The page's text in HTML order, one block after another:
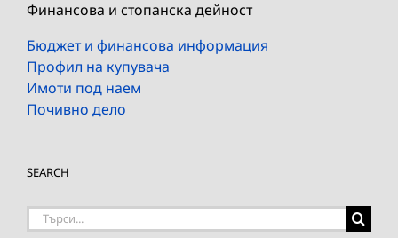
Финансова и стопанска дейност
Бюджет и финансова информация
Профил на купувача
Имоти под наем
Почивно дело
SEARCH
Търсене